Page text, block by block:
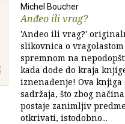
Michel Boucher
Anđeo ili vrag?
'Anđeo ili vrag?'
slikovnica o
spremnom na
kada dođe do kraja
iznenađenje! Ova knjiga
sadržaja, što zbog
postaje zanimljiv
otkrivati, istodobno...